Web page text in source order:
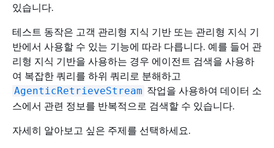
있습니다.
테스트 동작은 고객 관리형 지식 기반 또는 관리형 지식 기
반에서 사용할 수 있는 기능에 따라 다릅니다. 예를 들어 관
리형 지식 기반을 사용하는 경우 에이전트 검색을 사용하
여 복잡한 쿼리를 하위 쿼리로 분해하고
AgenticRetrieveStream 작업을 사용하여 데이터 소
스에서 관련 정보를 반복적으로 검색할 수 있습니다.
자세히 알아보고 싶은 주제를 선택하세요.